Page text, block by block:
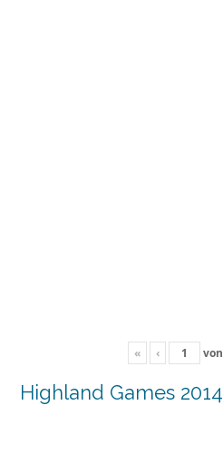
« ‹ von
Highland Games 2014